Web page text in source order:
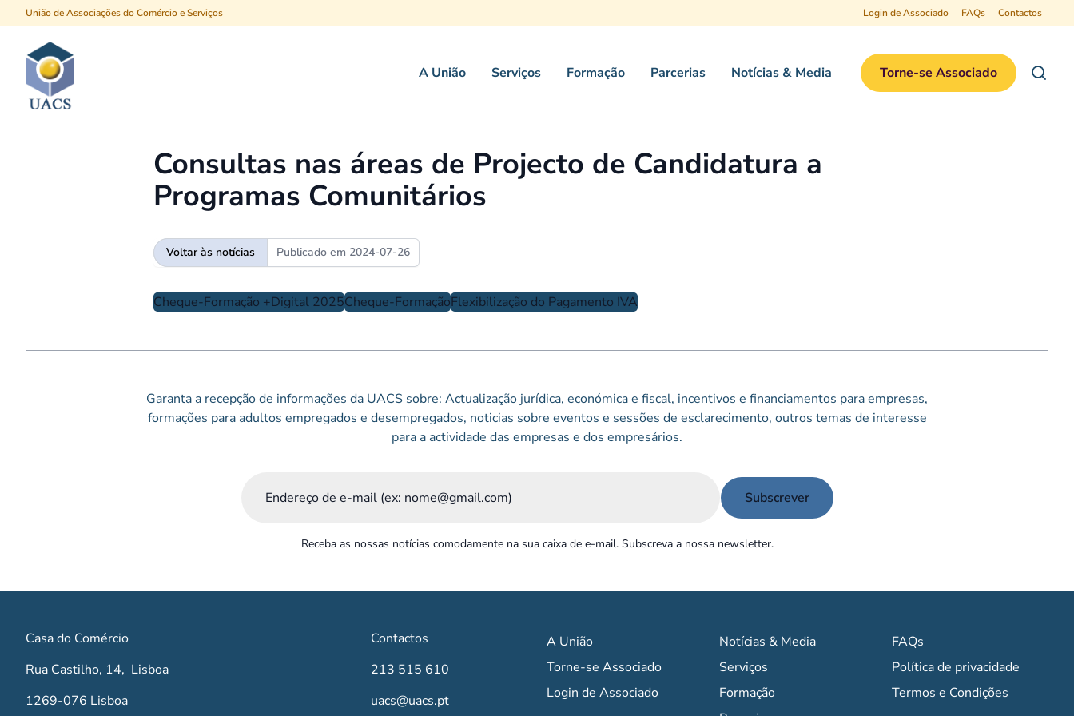
União de Associações do Comércio e Serviços Login de Associado FAQs Contactos
A União Serviços Formação Parcerias Notícias & Media Torne-se Associado
Consultas nas áreas de Projecto de Candidatura a
Programas Comunitários
Voltar às notícias Publicado em 2024-07-26
Cheque-Formação +Digital 2025Cheque-FormaçãoFlexibilização do Pagamento IVA
Garanta a recepção de informações da UACS sobre: Actualização jurídica, económica e fiscal, incentivos e financiamentos para empresas,
formações para adultos empregados e desempregados, noticias sobre eventos e sessões de esclarecimento, outros temas de interesse
para a actividade das empresas e dos empresários.
Receba as nossas notícias comodamente na sua caixa de e-mail. Subscreva a nossa newsletter.
Casa do Comércio
Rua Castilho, 14, Lisboa
1269-076 Lisboa
Contactos
213 515 610
uacs@uacs.pt
A União
Torne-se Associado
Login de Associado
Notícias & Media
Serviços
Formação
FAQs
Política de privacidade
Termos e Condições